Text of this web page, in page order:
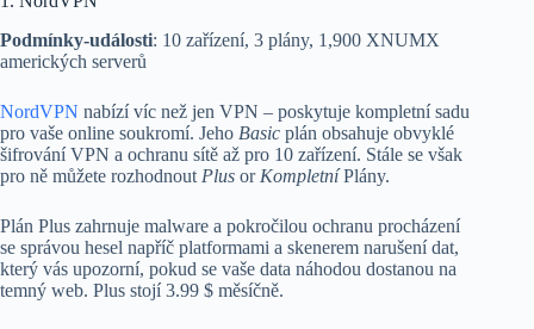
Podmínky-události: 10 zařízení, 3 plány, 1,900 XNUMX
amerických serverů
NordVPN nabízí víc než jen VPN – poskytuje kompletní sadu
pro vaše online soukromí. Jeho Basic plán obsahuje obvyklé
šifrování VPN a ochranu sítě až pro 10 zařízení. Stále se však
pro ně můžete rozhodnout Plus or KompletníPlány.
Plán Plus zahrnuje malware a pokročilou ochranu procházení
se správou hesel napříč platformami a skenerem narušení dat,
který vás upozorní, pokud se vaše data náhodou dostanou na
temný web. Plus stojí 3.99 $ měsíčně.